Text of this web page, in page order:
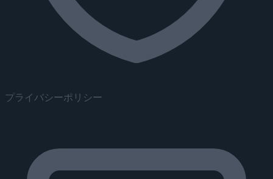
プライバシーポリシー